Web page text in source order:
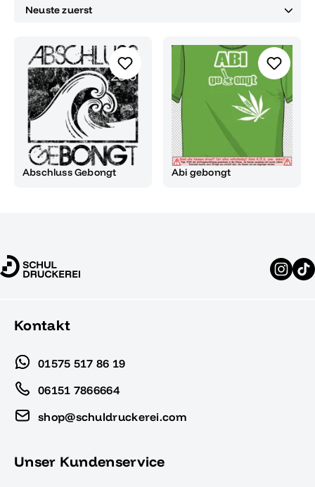
Abschluss Gebongt Abi gebongt
Kontakt
01575 517 86 19
06151 7866664
shop@schuldruckerei.com
Unser Kundenservice